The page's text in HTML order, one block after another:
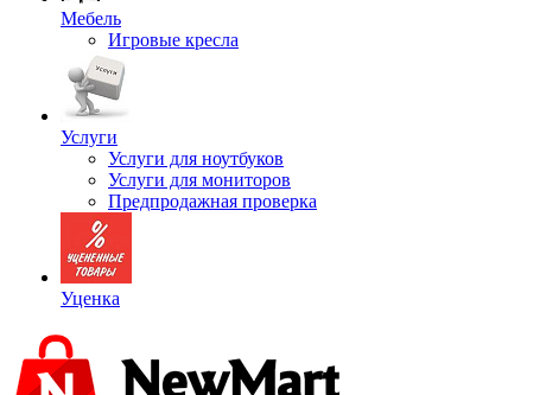
Мебель
Игровые кресла
Услуги
Услуги для ноутбуков
Услуги для мониторов
Предпродажная проверка
Уценка